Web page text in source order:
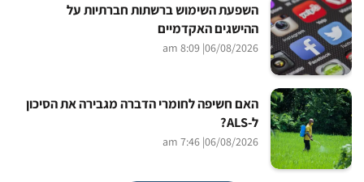
השפעת השימוש ברשתות חברתיות על
ההישגים האקדמיים
06/08/2026
| 8:09 am
האם חשיפה לחומרי הדברה מגבירה את הסיכון
ל-ALS?
06/08/2026
| 7:46 am